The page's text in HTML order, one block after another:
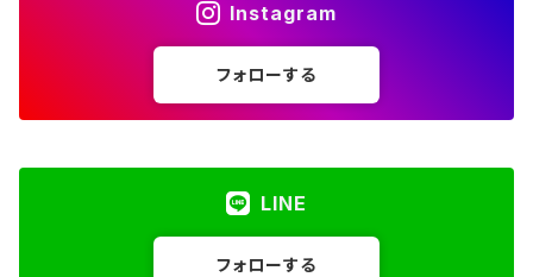
Instagram
フォローする
LINE
フォローする